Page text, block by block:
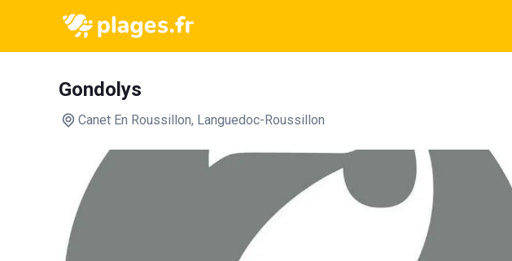
Gondolys
Canet En Roussillon, Languedoc-Roussillon